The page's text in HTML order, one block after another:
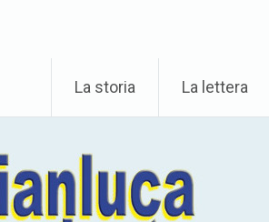
La storia La lettera